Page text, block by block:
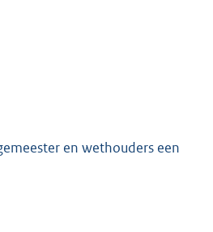
en wethouders een